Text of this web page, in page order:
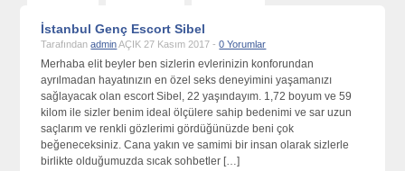
İstanbul Genç Escort Sibel
TarafındanadminAÇIK 27 Kasım 2017 -0 Yorumlar
Merhaba elit beyler ben sizlerin evlerinizin konforundan
ayrılmadan hayatınızın en özel seks deneyimini yaşamanızı
sağlayacak olan escort Sibel, 22 yaşındayım. 1,72 boyum ve 59
kilom ile sizler benim ideal ölçülere sahip bedenimi ve sar uzun
saçlarım ve renkli gözlerimi gördüğünüzde beni çok
beğeneceksiniz. Cana yakın ve samimi bir insan olarak sizlerle
birlikte olduğumuzda sıcak sohbetler […]